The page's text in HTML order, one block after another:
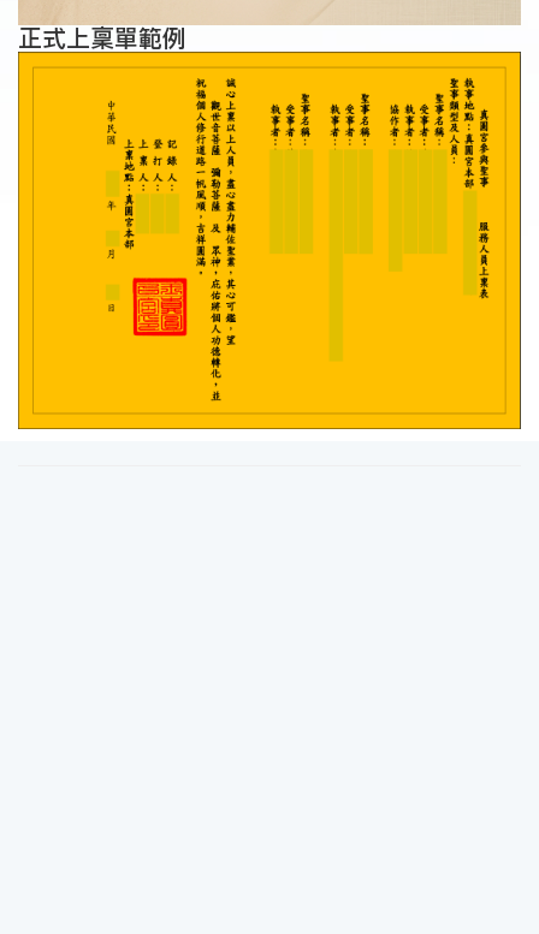
正式上稟單範例